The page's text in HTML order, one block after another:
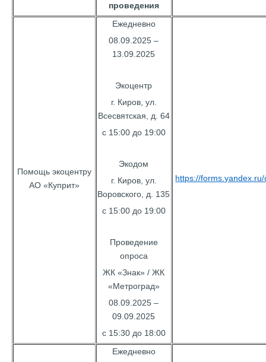
проведения
Помощь экоцентру
АО «Куприт»
Ежедневно
08.09.2025 –
13.09.2025
Экоцентр
г. Киров, ул.
Всесвятская, д. 64
с 15:00 до 19:00
Экодом
г. Киров, ул.
Воровского, д. 135
с 15:00 до 19:00
Проведение
опроса
ЖК «Знак» / ЖК
«Метроград»
08.09.2025 –
09.09.2025
с 15:30 до 18:00
https://
Ежедневно